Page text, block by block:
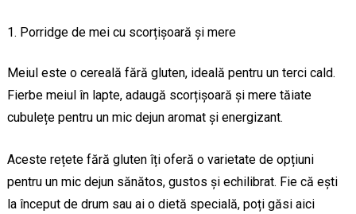
Porridge de mei cu scorțișoară și mere
Meiul este o cereală fără gluten, ideală pentru un terci cald.
Fierbe meiul în lapte, adaugă scorțișoară și mere tăiate
cubulețe pentru un mic dejun aromat și energizant.
Aceste rețete fără gluten îți oferă o varietate de opțiuni
pentru un mic dejun sănătos, gustos și echilibrat. Fie că ești
la început de drum sau ai o dietă specială, poți găsi aici